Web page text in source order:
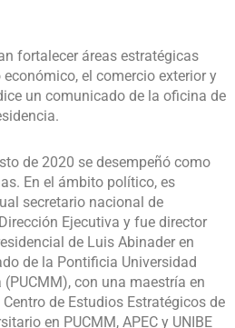
fortalecer áreas estratégicas
el comercio exterior y
un comunicado de la oficina de
de 2020 se desempeñó como
En el ámbito político, es
secretario nacional de
Ejecutiva y fue director
de Luis Abinader en
de la Pontificia Universidad
con una maestría en
de Estudios Estratégicos de
en PUCMM, APEC y UNIBE